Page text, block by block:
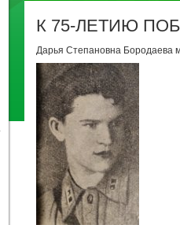
К 75-ЛЕТИЮ
Дарья Степановна Бородаева